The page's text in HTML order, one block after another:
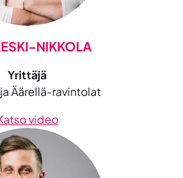
NIKKOLA
Yrittäjä
Äärellä-ravintolat
video